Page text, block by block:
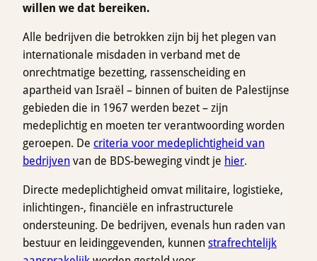
willen we dat bereiken.
Alle bedrijven die betrokken zijn bij het plegen van
internationale misdaden in verband met de
onrechtmatige bezetting, rassenscheiding en
apartheid van Israël – binnen of buiten de Palestijnse
gebieden die in 1967 werden bezet – zijn
medeplichtig en moeten ter verantwoording worden
geroepen. De criteria voor medeplichtigheid van
bedrijven van de BDS-beweging vindt je hier.
Directe medeplichtigheid omvat militaire, logistieke,
inlichtingen-, financiële en infrastructurele
ondersteuning. De bedrijven, evenals hun raden van
bestuur en leidinggevenden, kunnen strafrechtelijk